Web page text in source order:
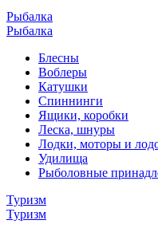
Рыбалка
Рыбалка
Блесны
Воблеры
Катушки
Спиннинги
Ящики, коробки
Леска, шнуры
Лодки, моторы и
Удилища
Рыболовные
Туризм
Туризм